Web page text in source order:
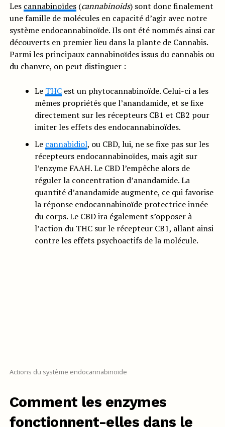
Les cannabinoïdes(cannabinoids) sont donc finalement
une famille de molécules en capacité d’agir avec notre
système endocannabinoïde. Ils ont été nommés ainsi car
découverts en premier lieu dans la plante de Cannabis.
Parmi les principaux cannabinoïdes issus du cannabis ou
du chanvre, on peut distinguer :
Le THCest un phytocannabinoïde. Celui-ci a les
mêmes propriétés que l’anandamide, et se fixe
directement sur les récepteurs CB1 et CB2 pour
imiter les effets des endocannabinoïdes.
Le cannabidiol, ou CBD, lui, ne se fixe pas sur les
récepteurs endocannabinoïdes, mais agit sur
l’enzyme FAAH. Le CBD l’empêche alors de
réguler la concentration d’anandamide. La
quantité d’anandamide augmente, ce qui favorise
la réponse endocannabinoïde protectrice innée
du corps. Le CBD ira également s’opposer à
l’action du THC sur le récepteur CB1, allant ainsi
contre les effets psychoactifs de la molécule.
Actions du système endocannabinoïde
Comment les enzymes
fonctionnent-elles dans le